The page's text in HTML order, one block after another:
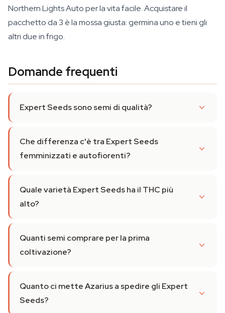
Northern Lights Auto per la vita facile. Acquistare il
pacchetto da 3 è la mossa giusta: germina uno e tieni gli
altri due in frigo.
Domande frequenti
Expert Seeds sono semi di qualità?
Che differenza c'è tra Expert Seeds
femminizzati e autofiorenti?
Quale varietà Expert Seeds ha il THC più
alto?
Quanti semi comprare per la prima
coltivazione?
Quanto ci mette Azarius a spedire gli Expert
Seeds?